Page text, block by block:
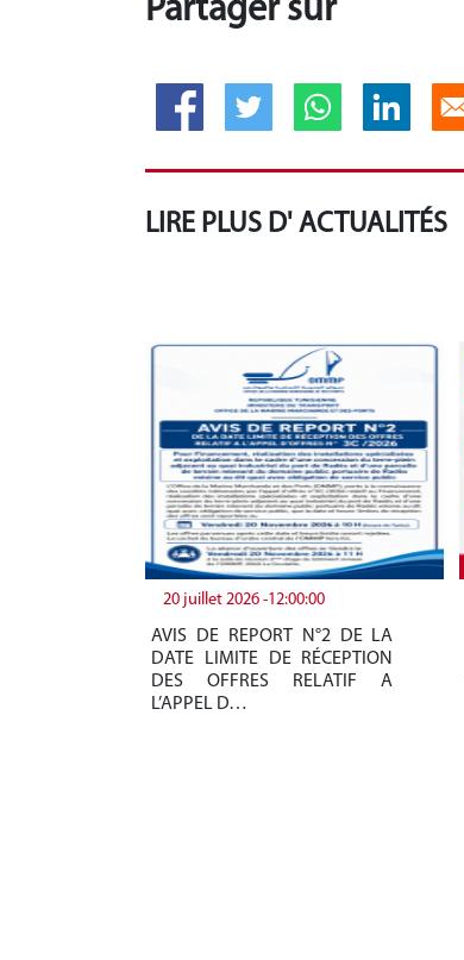
Partager sur
LIRE PLUS D' ACTUALITÉS
20 juillet 2026 -12:00:00
AVIS DE REPORT N°2 DE LA
DATE LIMITE DE RÉCEPTION
DES OFFRES RELATIF A
L’APPEL D…